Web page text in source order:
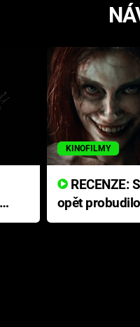
KINOFILMY
RECENZE: Smrtelné zlo se
opět
přichází s